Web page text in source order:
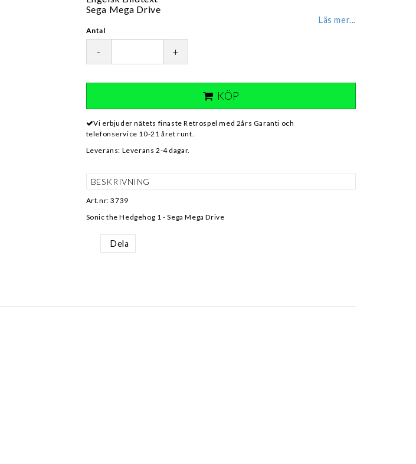
Sega Mega Drive
Läs mer...
Antal
- +
KÖP
Vi erbjuder nätets finaste Retrospel med 2års Garanti och
telefonservice 10-21 året runt.
Leverans: Leverans 2-4 dagar.
BESKRIVNING
Art.nr: 3739
Sonic the Hedgehog 1 - Sega Mega Drive
Dela